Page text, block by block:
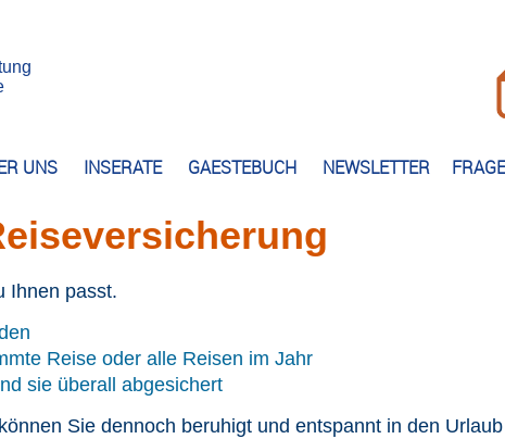
UNS INSERATE GAESTEBUCH NEWSLETTER
Ihnen passt.
Reise oder alle Reisen im Jahr
sie überall abgesichert
Sie dennoch beruhigt und entspannt in den